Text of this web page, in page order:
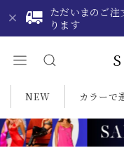
ただいまのご注
ります
NEW カラーで